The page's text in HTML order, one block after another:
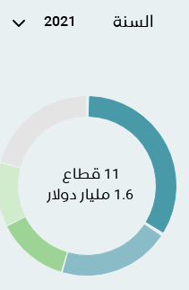
السنة 2021
11 قطاع
1.6 مليار دولار